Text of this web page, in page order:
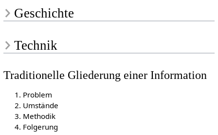
Geschichte
Technik
Traditionelle Gliederung einer Information
Problem
Umstände
Methodik
Folgerung